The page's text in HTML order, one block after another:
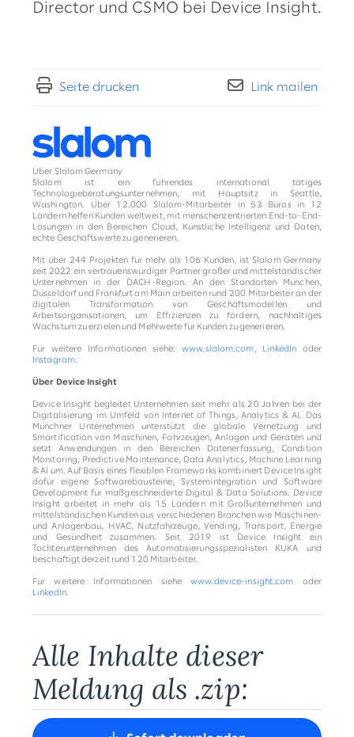
Director und CSMO bei Device Insight.
Seite drucken Link mailen
Über Slalom Germany
Slalom ist ein führendes international tätiges
Technologieberatungsunternehmen, mit Hauptsitz in Seattle,
Washington. Über 12.000 Slalom-Mitarbeiter in 53 Büros in 12
Ländern helfen Kunden weltweit, mit menschenzentrierten End-to-End-
Lösungen in den Bereichen Cloud, Künstliche Intelligenz und Daten,
echte Geschäftswerte zu generieren.
Mit über 244 Projekten für mehr als 106 Kunden, ist Slalom Germany
seit 2022 ein vertrauenswürdiger Partner großer und mittelständischer
Unternehmen in der DACH-Region. An den Standorten München,
Düsseldorf und Frankfurt am Main arbeiten rund 200 Mitarbeiter an der
digitalen Transformation von Geschäftsmodellen und
Arbeitsorganisationen, um Effizienzen zu fördern, nachhaltiges
Wachstum zu erzielen und Mehrwerte für Kunden zu generieren.
Für weitere Informationen siehe:www.slalom.com , LinkedIn oder
Instagram.
Über Device Insight
Device Insight begleitet Unternehmen seit mehr als 20 Jahren bei der
Digitalisierung im Umfeld von Internet of Things, Analytics & AI. Das
Münchner Unternehmen unterstützt die globale Vernetzung und
Smartification von Maschinen, Fahrzeugen, Anlagen und Geräten und
setzt Anwendungen in den Bereichen Datenerfassung, Condition
Monitoring, Predictive Maintenance, Data Analytics, Machine Learning
& AI um. Auf Basis eines flexiblen Frameworks kombiniert Device Insight
dafür eigene Softwarebausteine, Systemintegration und Software
Development für maßgeschneiderte Digital & Data Solutions. Device
Insight arbeitet in mehr als 15 Ländern mit Großunternehmen und
mittelständischen Kunden aus verschiedenen Branchen wie Maschinen-
und Anlagenbau, HVAC, Nutzfahrzeuge, Vending, Transport, Energie
und Gesundheit zusammen. Seit 2019 ist Device Insight ein
Tochterunternehmen des Automatisierungsspezialisten KUKA und
beschäftigt derzeit rund 120 Mitarbeiter.
Für weitere Informationen siehewww.device-insight.com oder
LinkedIn.
Alle Inhalte dieser
Meldung als .zip: